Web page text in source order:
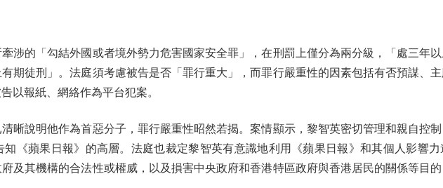
的「勾結外國或者境外勢力危害國家安全罪」，在刑罰上僅分為兩分級，「處三年以
期徒刑」。法庭須考慮被告是否「罪行重大」，而罪行嚴重性的因素包括有否預謀、
以報紙、網絡作為平台犯案。
說明他作為首惡分子，罪行嚴重性昭然若揭。案情顯示，黎智英密切管理和親自控
《蘋果日報》的高層。法庭也裁定黎智英有意識地利用《蘋果日報》和其個人影響
及其機構的合法性或權威，以及損害中央政府和香港特區政府與香港居民的關係等目